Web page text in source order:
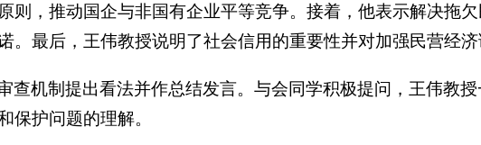
则，推动国企与非国有企业平等竞争。接着，他表示解决拖
。最后，王伟教授说明了社会信用的重要性并对加强民营经济
查机制提出看法并作总结发言。与会同学积极提问，王伟教
保护问题的理解。